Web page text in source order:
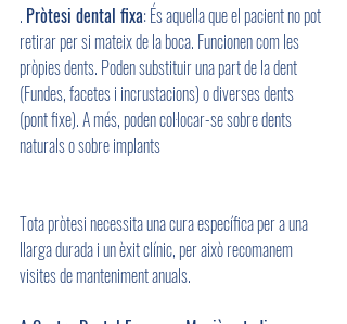
. Pròtesi dental fixa: És aquella que el pacient no pot
retirar per si mateix de la boca. Funcionen com les
pròpies dents. Poden substituir una part de la dent
(Fundes, facetes i incrustacions) o diverses dents
(pont fixe). A més, poden col·locar-se sobre dents
naturals o sobre implants
Tota pròtesi necessita una cura específica per a una
llarga durada i un èxit clínic, per això recomanem
visites de manteniment anuals.